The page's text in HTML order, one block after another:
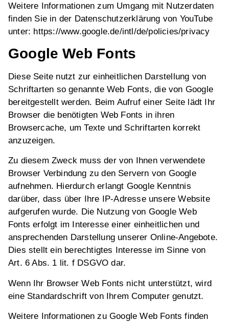
Weitere Informationen zum Umgang mit Nutzerdaten
finden Sie in der Datenschutzerklärung von YouTube
unter: https://www.google.de/intl/de/policies/privacy
Google Web Fonts
Diese Seite nutzt zur einheitlichen Darstellung von
Schriftarten so genannte Web Fonts, die von Google
bereitgestellt werden. Beim Aufruf einer Seite lädt Ihr
Browser die benötigten Web Fonts in ihren
Browsercache, um Texte und Schriftarten korrekt
anzuzeigen.
Zu diesem Zweck muss der von Ihnen verwendete
Browser Verbindung zu den Servern von Google
aufnehmen. Hierdurch erlangt Google Kenntnis
darüber, dass über Ihre IP-Adresse unsere Website
aufgerufen wurde. Die Nutzung von Google Web
Fonts erfolgt im Interesse einer einheitlichen und
ansprechenden Darstellung unserer Online-Angebote.
Dies stellt ein berechtigtes Interesse im Sinne von
Art. 6 Abs. 1 lit. f DSGVO dar.
Wenn Ihr Browser Web Fonts nicht unterstützt, wird
eine Standardschrift von Ihrem Computer genutzt.
Weitere Informationen zu Google Web Fonts finden